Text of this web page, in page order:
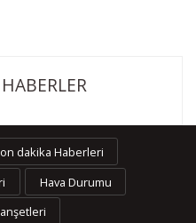
dakika Haberleri
Hava Durumu